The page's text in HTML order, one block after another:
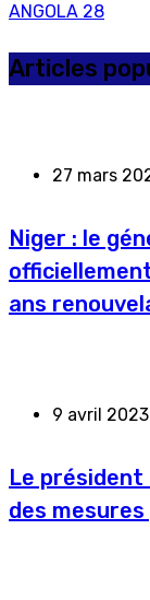
ANGOLA 28
Articles
27 mars
Niger : le
ans
9 avril 2023
Le président
des